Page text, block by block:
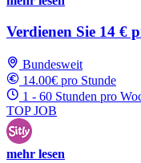
Verdienen Sie 14 €
Bundesweit
14.00€ pro Stunde
1 - 60 Stunden pro
TOP JOB
mehr lesen